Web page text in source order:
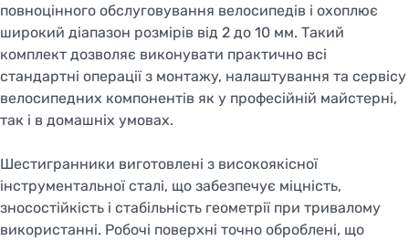
повноцінного обслуговування велосипедів і охоплює
широкий діапазон розмірів від 2 до 10 мм. Такий
комплект дозволяє виконувати практично всі
стандартні операції з монтажу, налаштування та сервісу
велосипедних компонентів як у професійній майстерні,
так і в домашніх умовах.
Шестигранники виготовлені з високоякісної
інструментальної сталі, що забезпечує міцність,
зносостійкість і стабільність геометрії при тривалому
використанні. Робочі поверхні точно оброблені, що